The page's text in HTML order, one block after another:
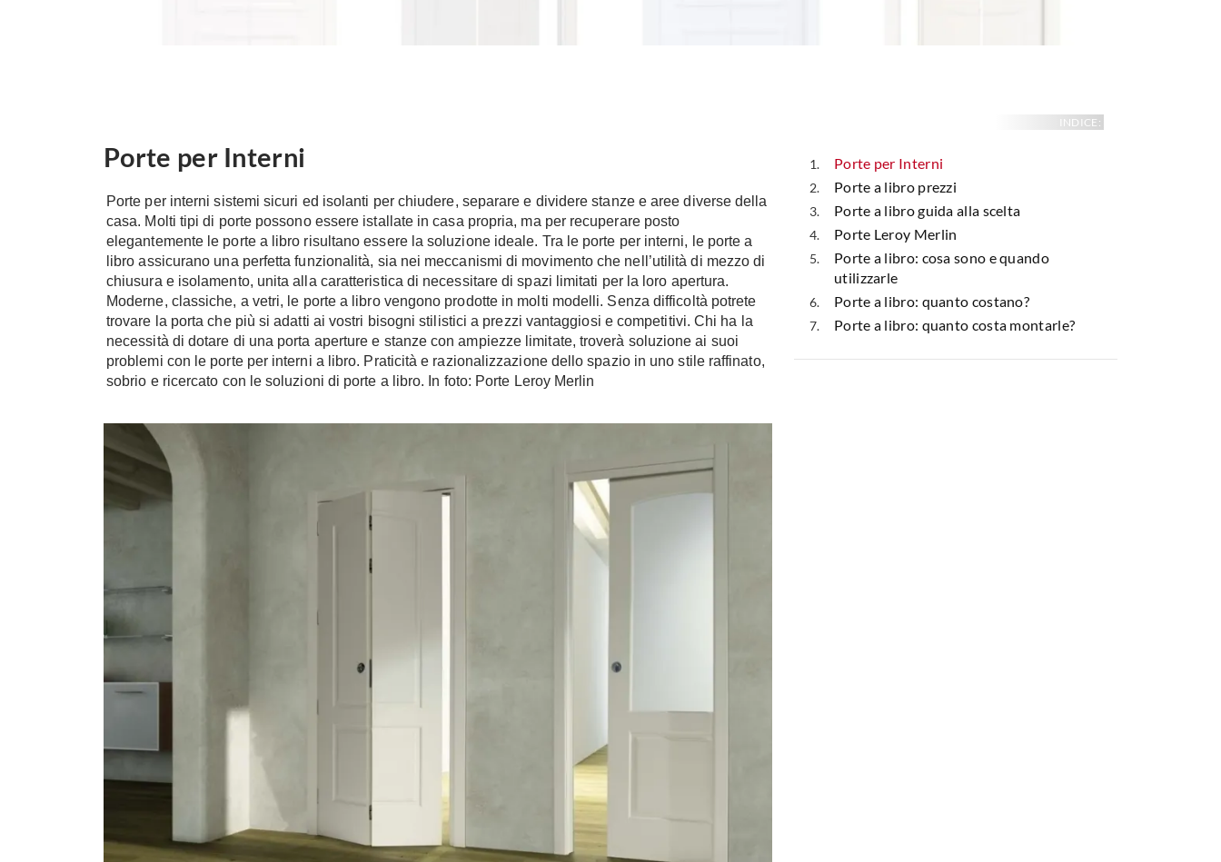
Porte per Interni
Porte per interni sistemi sicuri ed isolanti per chiudere, separare e dividere stanze e aree diverse della
casa. Molti tipi di porte possono essere istallate in casa propria, ma per recuperare posto
elegantemente le porte a libro risultano essere la soluzione ideale. Tra le porte per interni, le porte a
libro assicurano una perfetta funzionalità, sia nei meccanismi di movimento che nell’utilità di mezzo di
chiusura e isolamento, unita alla caratteristica di necessitare di spazi limitati per la loro apertura.
Moderne, classiche, a vetri, le porte a libro vengono prodotte in molti modelli. Senza difficoltà potrete
trovare la porta che più si adatti ai vostri bisogni stilistici a prezzi vantaggiosi e competitivi. Chi ha la
necessità di dotare di una porta aperture e stanze con ampiezze limitate, troverà soluzione ai suoi
problemi con le porte per interni a libro. Praticità e razionalizzazione dello spazio in uno stile raffinato,
sobrio e ricercato con le soluzioni di porte a libro. In foto: Porte Leroy Merlin
INDICE:
Porte per Interni
Porte a libro prezzi
Porte a libro guida alla scelta
Porte Leroy Merlin
Porte a libro: cosa sono e quando
utilizzarle
Porte a libro: quanto costano?
Porte a libro: quanto costa montarle?